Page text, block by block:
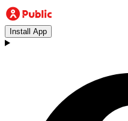
Install App